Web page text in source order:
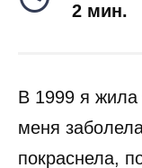
2 мин.
В 1999 я жила
меня
покраснела,